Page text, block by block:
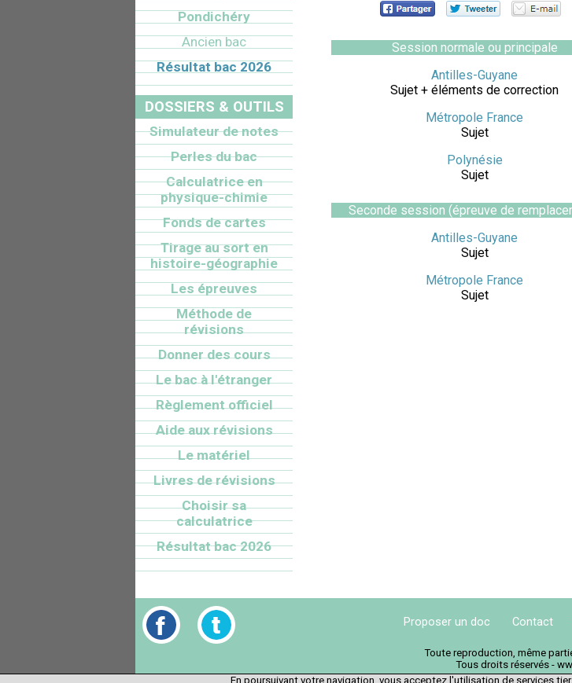
Session normale ou principale
Antilles-Guyane
Sujet + éléments de correction
Métropole France
Sujet
Polynésie
Sujet
Seconde session (épreuve de
Antilles-Guyane
Sujet
Métropole France
Sujet
Pondichéry
Ancien bac
Résultat bac 2026
DOSSIERS & OUTILS
Simulateur de notes
Perles du bac
Calculatrice en
physique-chimie
Fonds de cartes
Tirage au sort en
histoire-géographie
Les épreuves
Méthode de
révisions
Donner des cours
Le bac à l'étranger
Règlement officiel
Aide aux révisions
Le matériel
Livres de révisions
Choisir sa
calculatrice
Résultat bac 2026
Proposer un doc Contact
Toute reproduction, même
Tous droits réservés -
En poursuivant votre navigation, vous acceptez l'utilisation de services